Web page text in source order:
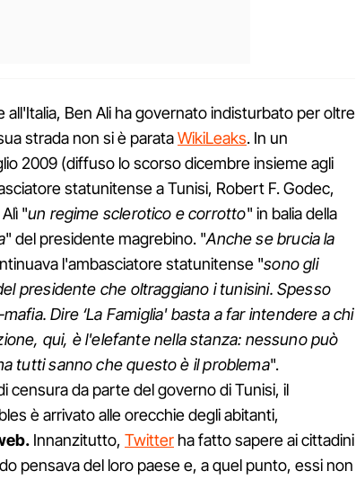
all'Italia, Ben Ali ha governato indisturbato per oltre
strada non si è parataWikiLeaks. In un
2009 (diffuso lo scorso dicembre insieme agli
statunitense a Tunisi, Robert F. Godec,
"un regime sclerotico e corrotto" in balia della
" del presidente magrebino. "Anche se brucia la
l'ambasciatore statunitense "sono gli
presidente che oltraggiano i tunisini. Spesso
Dire ‘La Famiglia' basta a far intendere a chi
qui, è l'elefante nella stanza: nessuno può
tutti sanno che questo è il problema".
censura da parte del governo di Tunisi, il
è arrivato alle orecchie degli abitanti,
Innanzitutto, Twitter ha fatto sapere ai cittadini
pensava del loro paese e, a quel punto, essi non